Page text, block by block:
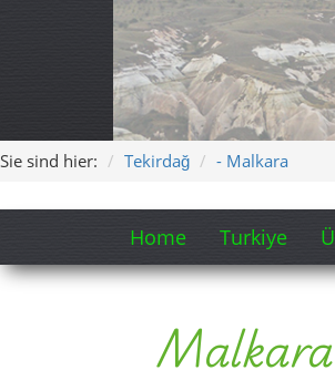
Version 1 –
Version 2 –